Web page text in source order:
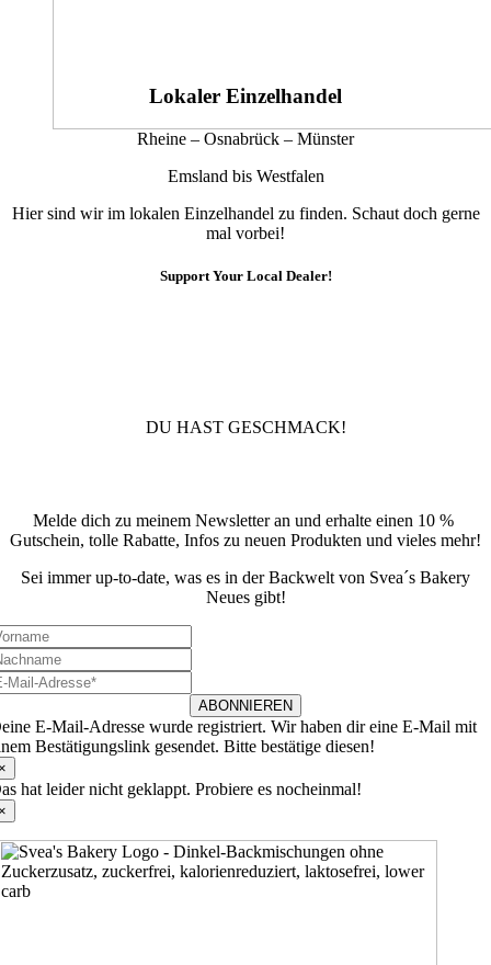
Lokaler Einzelhandel
Rheine – Osnabrück – Münster
Emsland bis Westfalen
Hier sind wir im lokalen Einzelhandel zu finden. Schaut doch gerne
mal vorbei!
Support Your Local Dealer!
DU HAST GESCHMACK!
Melde dich zu meinem Newsletter an und erhalte einen 10 %
Gutschein, tolle Rabatte, Infos zu neuen Produkten und vieles mehr!
Sei immer up-to-date, was es in der Backwelt von Svea´s Bakery
Neues gibt!
ABONNIEREN
E-Mail-Adresse wurde registriert. Wir haben dir eine E-Mail mit
Bestätigungslink gesendet. Bitte bestätige diesen!
hat leider nicht geklappt. Probiere es nocheinmal!